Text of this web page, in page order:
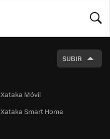
SUBIR
Xataka Móvil
Xataka Smart Home